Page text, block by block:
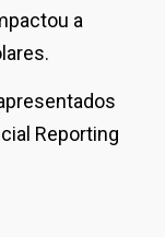
a
Reporting